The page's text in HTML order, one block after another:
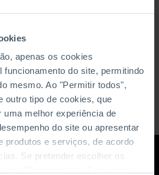
apenas os cookies
funcionamento do site, permitindo
mesmo. Ao "Permitir todos",
outro tipo de cookies, que
uma melhor experiência de
do site ou apresentar
produtos e serviços, de acordo
Se pretender escolher os